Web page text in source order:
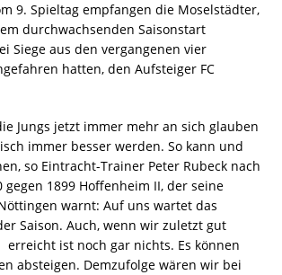
9. Spieltag empfangen die Moselstädter,
durchwachsenden Saisonstart
Siege aus den vergangenen vier
hatten, den Aufsteiger FC
Jungs jetzt immer mehr an sich glauben
immer besser werden. So kann und
so Eintracht-Trainer Peter Rubeck nach
1899 Hoffenheim II, der seine
warnt: Auf uns wartet das
Saison. Auch, wenn wir zuletzt gut
erreicht ist noch gar nichts. Es können
absteigen. Demzufolge wären wir bei